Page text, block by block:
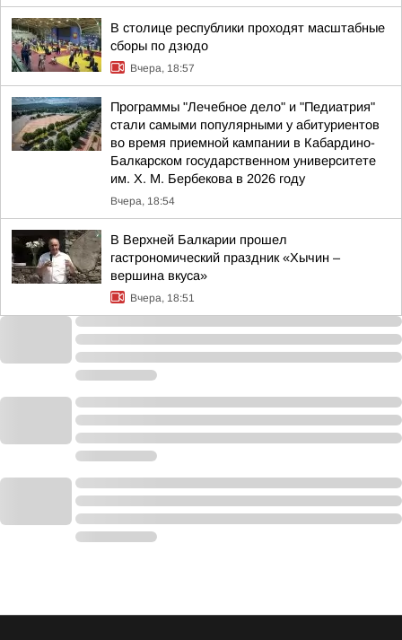
В столице республики проходят масштабные
сборы по дзюдо
Вчера, 18:57
Программы "Лечебное дело" и "Педиатрия"
стали самыми популярными у абитуриентов
во время приемной кампании в Кабардино-
Балкарском государственном университете
им. Х. М. Бербекова в 2026 году
Вчера, 18:54
В Верхней Балкарии прошел
гастрономический праздник «Хычин –
вершина вкуса»
Вчера, 18:51